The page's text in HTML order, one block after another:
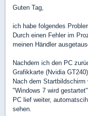
Guten Tag,
ich habe folgendes
Durch einen Fehler im
meinen Händler
Nachdem ich den PC
Grafikkarte (Nvidia
Nach dem
"Windows 7 wird
PC lief weiter,
sehen.